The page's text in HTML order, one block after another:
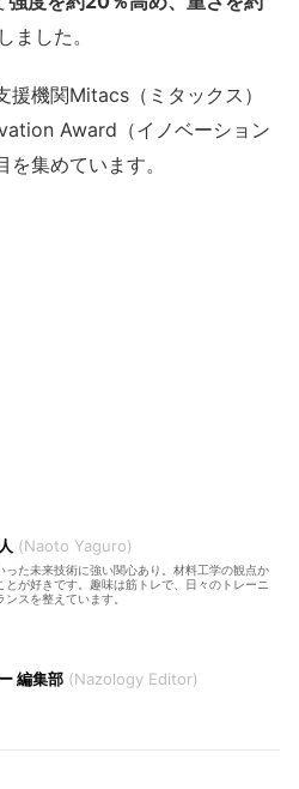
ました。
援機関Mitacs（ミタックス）
Award（イノベーション
集めています。
Naoto Yaguro
った未来技術に強い関心あり。材料工学の観点か
とが好きです。趣味は筋トレで、日々のトレーニ
スを整えています。
編集部 Nazology Editor